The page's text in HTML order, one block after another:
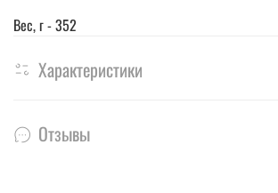
Вес, г - 352
Характеристики
Отзывы